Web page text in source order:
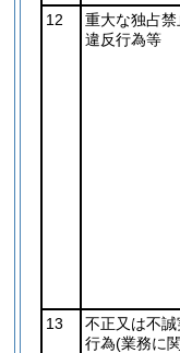
12
重大な独占禁
違反行為等
13
不正又は不誠
行為(業務に